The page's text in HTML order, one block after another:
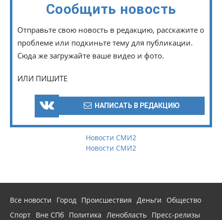
Сообщить новость
Отправьте свою новость в редакцию, расскажите о
проблеме или подкиньте тему для публикации.
Сюда же загружайте ваше видео и фото.
ИЛИ ПИШИТЕ
НАПИСАТЬ В РЕДАКЦИЮ
Новости СМИ2
Новости СМИ2
Все новости Город Происшествия Деньги
Общество
Спорт Вне СПб Политика Ленобласть Пресс-релизы